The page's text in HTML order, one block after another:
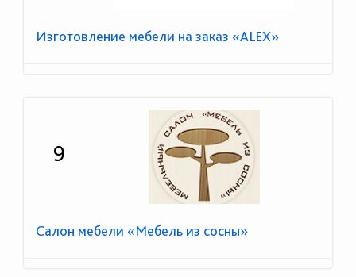
Изготовление мебели на заказ «ALEX»
9
Салон мебели «Мебель из сосны»